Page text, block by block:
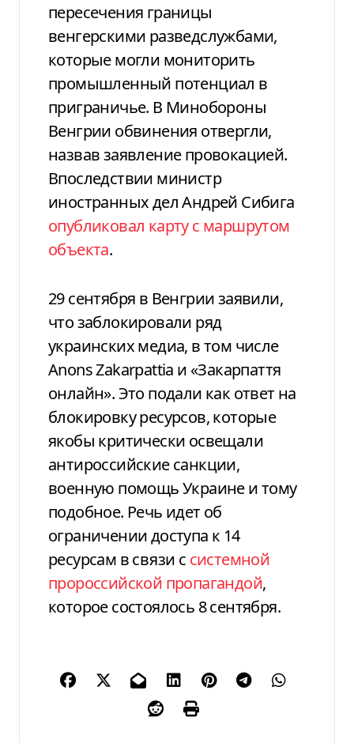
пересечения границы
венгерскими разведслужбами,
которые могли мониторить
промышленный потенциал в
приграничье. В Минобороны
Венгрии обвинения отвергли,
назвав заявление провокацией.
Впоследствии министр
иностранных дел Андрей Сибига
опубликовал карту с маршрутом
объекта.
29 сентября в Венгрии заявили,
что заблокировали ряд
украинских медиа, в том числе
Anons Zakarpattia и «Закарпаття
онлайн». Это подали как ответ на
блокировку ресурсов, которые
якобы критически освещали
антироссийские санкции,
военную помощь Украине и тому
подобное. Речь идет об
ограничении доступа к 14
ресурсам в связи с системной
пророссийской пропагандой,
которое состоялось 8 сентября.